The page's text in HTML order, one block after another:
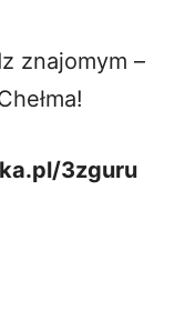
znajomym –
3zguru